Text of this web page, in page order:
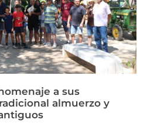
a sus
almuerzo y